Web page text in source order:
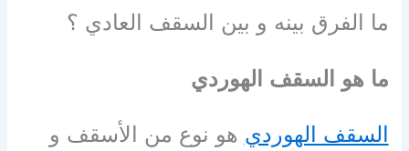
ما الفرق بينه و بين السقف العادي ؟
ما هو السقف الهوردي
السقف الهوردي هو نوع من الأسقف و